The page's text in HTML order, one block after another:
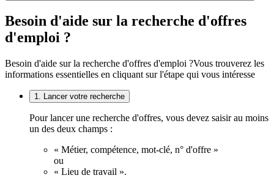
Besoin d'aide sur la recherche d'offres
d'emploi ?
Besoin d'aide sur la recherche d'offres d'emploi ?Vous trouverez les
informations essentielles en cliquant sur l'étape qui vous intéresse
1. Lancer votre recherche
Pour lancer une recherche d'offres, vous devez saisir au moins
un des deux champs :
« Métier, compétence, mot-clé, n° d'offre »
ou
« Lieu de travail ».